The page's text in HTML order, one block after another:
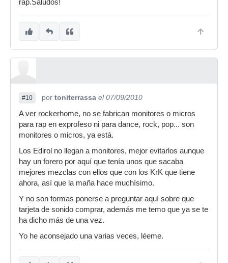
rap.Saludos!
#10 por toniterrassa el 07/09/2010
A ver rockerhome, no se fabrican monitores o micros
para rap en exprofeso ni para dance, rock, pop... son
monitores o micros, ya está.
Los Edirol no llegan a monitores, mejor evitarlos aunque
hay un forero por aquí que tenía unos que sacaba
mejores mezclas con ellos que con los KrK que tiene
ahora, así que la maña hace muchísimo.
Y no son formas ponerse a preguntar aquí sobre que
tarjeta de sonido comprar, además me temo que ya se te
ha dicho más de una vez.
Yo he aconsejado una varias veces, léeme.